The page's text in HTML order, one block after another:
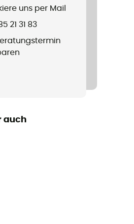
uns per Mail
21 31 83
auch